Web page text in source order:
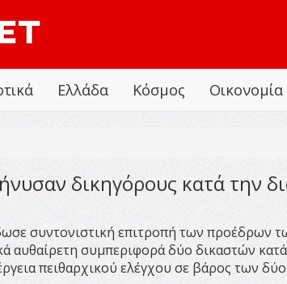
Ελλάδα Κόσμος Οικονομία
δικηγόρους κατά την
συντονιστική επιτροπή των προέδρων
αυθαίρετη συμπεριφορά δύο δικαστών
πειθαρχικού ελέγχου σε βάρος των